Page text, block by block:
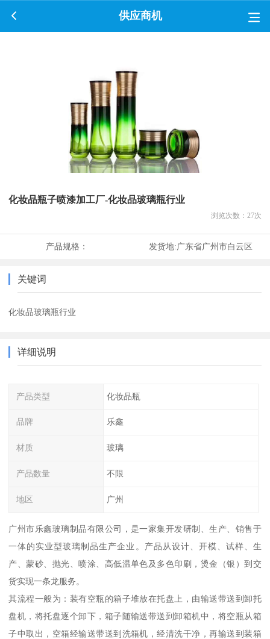
供应商机
化妆品瓶子喷漆加工厂-化妆品玻璃瓶行业
浏览次数： 27次
产品规格： 发货地:广东省广州市白云区
关键词
化妆品玻璃瓶行业
详细说明
产品类型 化妆品瓶
品牌 乐鑫
材质 玻璃
产品数量 不限
地区 广州
广州市乐鑫玻璃制品有限公司，是一家集开发研制、生产、销售于
一体的实业型玻璃制品生产企业。产品从设计、开模、试样、生
产、蒙砂、抛光、喷涂、高低温单色及多色印刷，烫金（银）到交
货实现一条龙服务。
其流程一般为：装有空瓶的箱子堆放在托盘上，由输送带送到卸托
盘机，将托盘逐个卸下，箱子随输送带送到卸箱机中，将空瓶从箱
子中取出，空箱经输送带送到洗箱机，经清洗干净，再输送到装箱